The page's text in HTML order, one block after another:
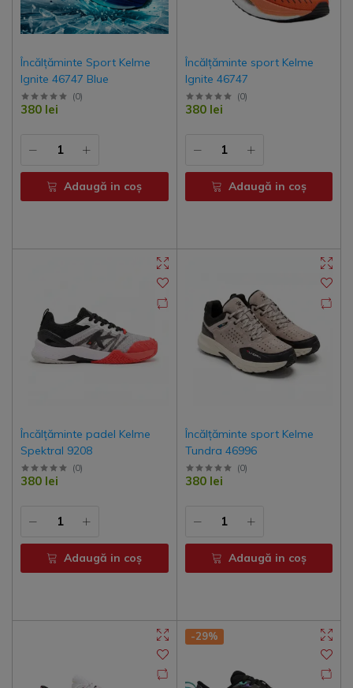
Încălțăminte Sport Kelme
Ignite 46747 Blue
(0)
380 lei
Adaugă in coş
Încălțăminte sport Kelme
Ignite 46747
(0)
380 lei
Adaugă in coş
Încălțăminte padel Kelme
Spektral 9208
(0)
380 lei
Adaugă in coş
Încălțăminte sport Kelme
Tundra 46996
(0)
380 lei
Adaugă in coş
-29%